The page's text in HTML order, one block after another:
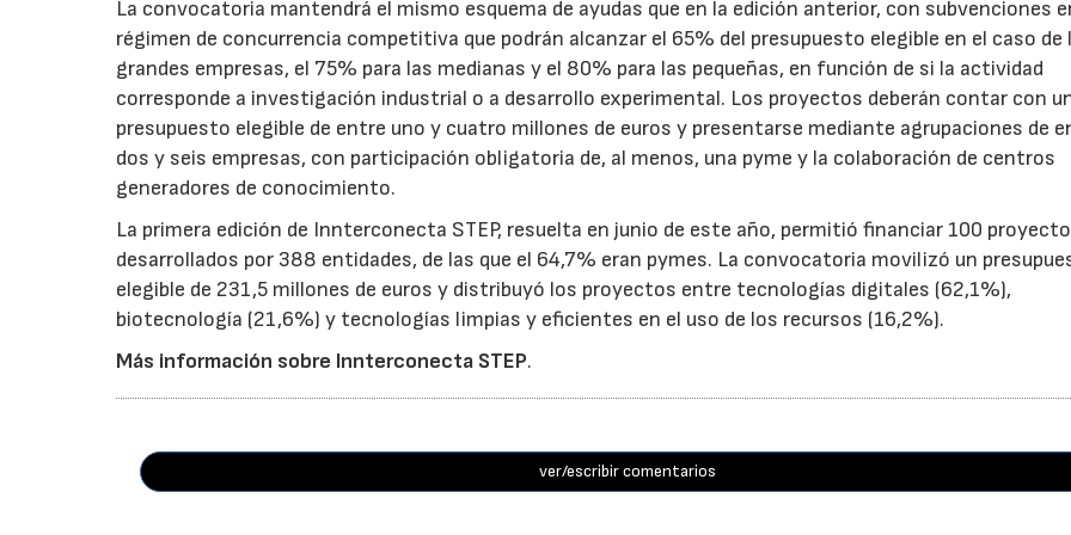
La convocatoria mantendrá el mismo esquema de ayudas que en la edición anterior, con subvenciones
régimen de concurrencia competitiva que podrán alcanzar el 65% del presupuesto elegible en el caso de
grandes empresas, el 75% para las medianas y el 80% para las pequeñas, en función de si la actividad
corresponde a investigación industrial o a desarrollo experimental. Los proyectos deberán contar con
presupuesto elegible de entre uno y cuatro millones de euros y presentarse mediante agrupaciones de
dos y seis empresas, con participación obligatoria de, al menos, una pyme y la colaboración de centros
generadores de conocimiento.
La primera edición de Innterconecta STEP, resuelta en junio de este año, permitió financiar 100
desarrollados por 388 entidades, de las que el 64,7% eran pymes. La convocatoria movilizó un
elegible de 231,5 millones de euros y distribuyó los proyectos entre tecnologías digitales (62,1%),
biotecnología (21,6%) y tecnologías limpias y eficientes en el uso de los recursos (16,2%).
Más información sobre Innterconecta STEP.
ver/escribir comentarios